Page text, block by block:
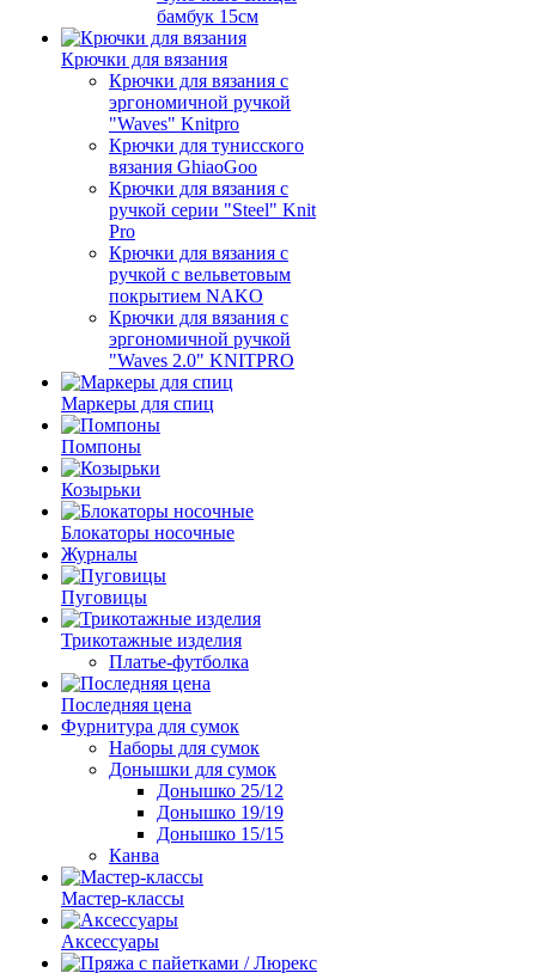
бамбук 15см
Крючки для вязания
Крючки для вязания с
эргономичной ручкой
"Waves" Knitpro
Крючки для тунисского
вязания GhiaoGoo
Крючки для вязания с
ручкой серии "Steel" Knit
Pro
Крючки для вязания с
ручкой с вельветовым
покрытием NAKO
Крючки для вязания с
эргономичной ручкой
"Waves 2.0" KNITPRO
Маркеры для спиц
Помпоны
Козырьки
Блокаторы носочные
Журналы
Пуговицы
Трикотажные изделия
Платье-футболка
Последняя цена
Фурнитура для сумок
Наборы для сумок
Донышки для сумок
Донышко 25/12
Донышко 19/19
Донышко 15/15
Канва
Мастер-классы
Аксессуары